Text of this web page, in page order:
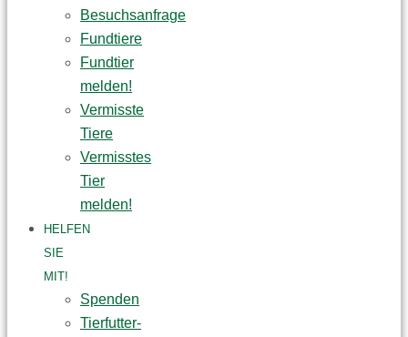
Besuchsanfrage
Fundtiere
Fundtier
melden!
Vermisste
Tiere
Vermisstes
Tier
melden!
HELFEN
SIE
MIT!
Spenden
Tierfutter-